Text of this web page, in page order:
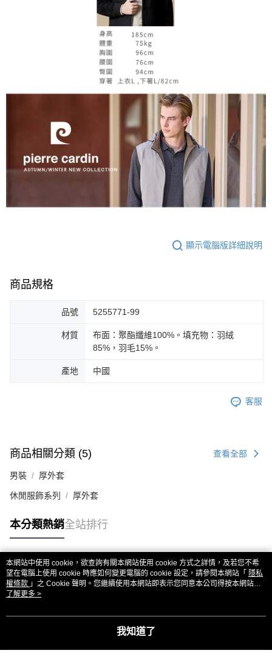
顯示電腦版詳細說明
商品規格
品號 5255771-99
材質
布面：聚酯纖維100%。填充物：羽絨
85%，羽毛15%。
產地 中國
客服
商品相關分類 (5) 查看全部
男裝 厚外套
休閒服飾系列 厚外套
本分類熱銷全站排行
熱門標籤
本網站中使用 cookie，欲查詢有關本網站使用 cookie 方式之詳情，及若您不希
望在電腦上使用 cookie 時應如何變更電腦的 cookie 設定，請參閱本網站「 隱私
權條款 」之 Cookie 聲明。您繼續使用本網站即表示您同意本公司得按本網站使
用條款之 Cookie 聲明使用 cookie。
了解更多 >
我知道了